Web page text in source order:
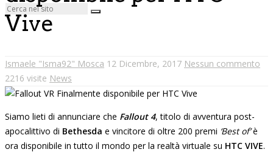
Vive
Ismaele "Isma92" Mosca 12 Dicembre, 2017 Nessun commento
2216 visite News
Siamo lieti di annunciare che Fallout 4, titolo di avventura post-
apocalittivo di Bethesda e vincitore di oltre 200 premi ‘Best of’è
ora disponibile in tutto il mondo per la realtà virtuale su HTC VIVE.